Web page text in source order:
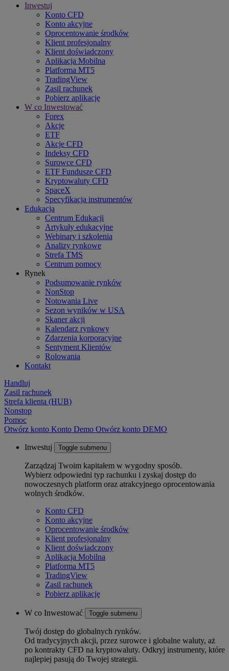
Inwestuj
Konto CFD
Konto akcyjne
Oprocentowanie środków
Klient profesjonalny
Klient doświadczony
Aplikacja Mobilna
Platforma MT5
TradingView
Zasil rachunek
Pobierz aplikację
W co Inwestować
Forex
Akcje
ETF
Akcje CFD
Indeksy CFD
Surowce CFD
ETF Fundusze CFD
Kryptowaluty CFD
SpaceX
Specyfikacja instrumentów
Edukacja
Centrum Edukacji
Artykuły edukacyjne
Webinary i szkolenia
Analizy rynkowe
Strefa TMS
Centrum pomocy
Rynek
Podsumowanie rynków
NonStop
Notowania Live
Sezon wyników w USA
Skaner akcji
Kalendarz rynkowy
Zdarzenia korporacyjne
Sentyment Klientów
Rolowania
Kontakt
Handluj
Zasil rachunek
Strefa klienta (HUB)
Nonstop
Pomoc
Otwórz konto Konto Demo Otwórz konto DEMO
Inwestuj Toggle submenu
Zarządzaj Twoim kapitałem w wygodny sposób.
Wybierz odpowiedni typ rachunku i zyskaj dostęp do
nowoczesnych platform oraz atrakcyjnego oprocentowania
wolnych środków.
Konto CFD
Konto akcyjne
Oprocentowanie środków
Klient profesjonalny
Klient doświadczony
Aplikacja Mobilna
Platforma MT5
TradingView
Zasil rachunek
Pobierz aplikację
W co Inwestować Toggle submenu
Twój dostęp do globalnych rynków.
Od tradycyjnych akcji, przez surowce i globalne waluty, aż
po kontrakty CFD na kryptowaluty. Odkryj instrumenty, które
najlepiej pasują do Twojej strategii.